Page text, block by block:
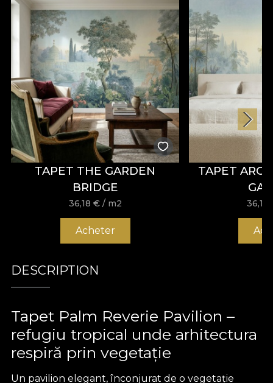
TAPET THE GARDEN
BRIDGE
36,18 € / m2
Acheter
TAPET
36,18
DESCRIPTION
Tapet Palm Reverie Pavilion –
refugiu tropical unde arhitectura
respiră prin vegetație
Un pavilion elegant, înconjurat de o vegetație